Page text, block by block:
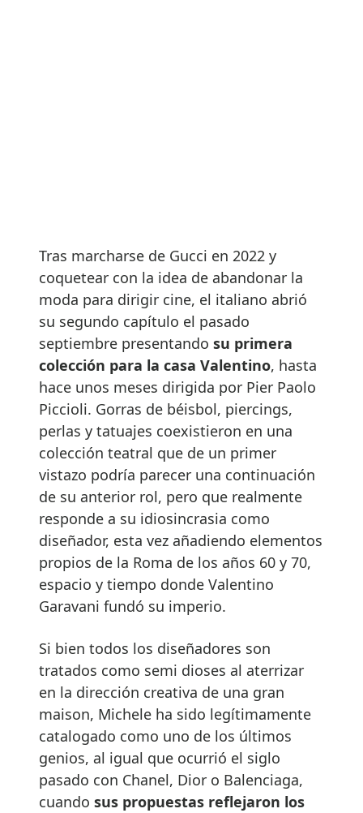
Tras marcharse de Gucci en 2022 y
coquetear con la idea de abandonar la
moda para dirigir cine, el italiano abrió
su segundo capítulo el pasado
septiembre presentando su primera
colección para la casa Valentino, hasta
hace unos meses dirigida por Pier Paolo
Piccioli. Gorras de béisbol, piercings,
perlas y tatuajes coexistieron en una
colección teatral que de un primer
vistazo podría parecer una continuación
de su anterior rol, pero que realmente
responde a su idiosincrasia como
diseñador, esta vez añadiendo elementos
propios de la Roma de los años 60 y 70,
espacio y tiempo donde Valentino
Garavani fundó su imperio.
Si bien todos los diseñadores son
tratados como semi dioses al aterrizar
en la dirección creativa de una gran
maison, Michele ha sido legítimamente
catalogado como uno de los últimos
genios, al igual que ocurrió el siglo
pasado con Chanel, Dior o Balenciaga,
cuando sus propuestas reflejaron los